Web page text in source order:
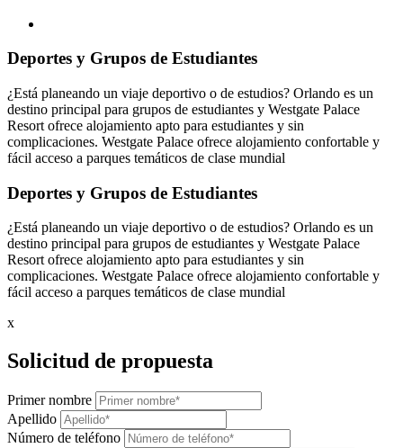
Deportes y Grupos de Estudiantes
¿Está planeando un viaje deportivo o de estudios? Orlando es un
destino principal para grupos de estudiantes y Westgate Palace
Resort ofrece alojamiento apto para estudiantes y sin
complicaciones. Westgate Palace ofrece alojamiento confortable y
fácil acceso a parques temáticos de clase mundial
Deportes y Grupos de Estudiantes
¿Está planeando un viaje deportivo o de estudios? Orlando es un
destino principal para grupos de estudiantes y Westgate Palace
Resort ofrece alojamiento apto para estudiantes y sin
complicaciones. Westgate Palace ofrece alojamiento confortable y
fácil acceso a parques temáticos de clase mundial
x
Solicitud de propuesta
Primer nombre
Apellido
Número de teléfono